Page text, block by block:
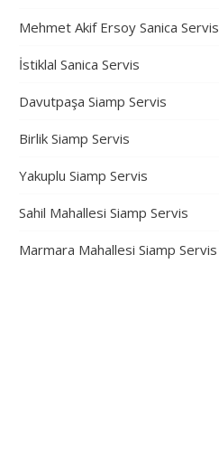
Mehmet Akif Ersoy Sanica Servis
İstiklal Sanica Servis
Davutpaşa Siamp Servis
Birlik Siamp Servis
Yakuplu Siamp Servis
Sahil Mahallesi Siamp Servis
Marmara Mahallesi Siamp Servis